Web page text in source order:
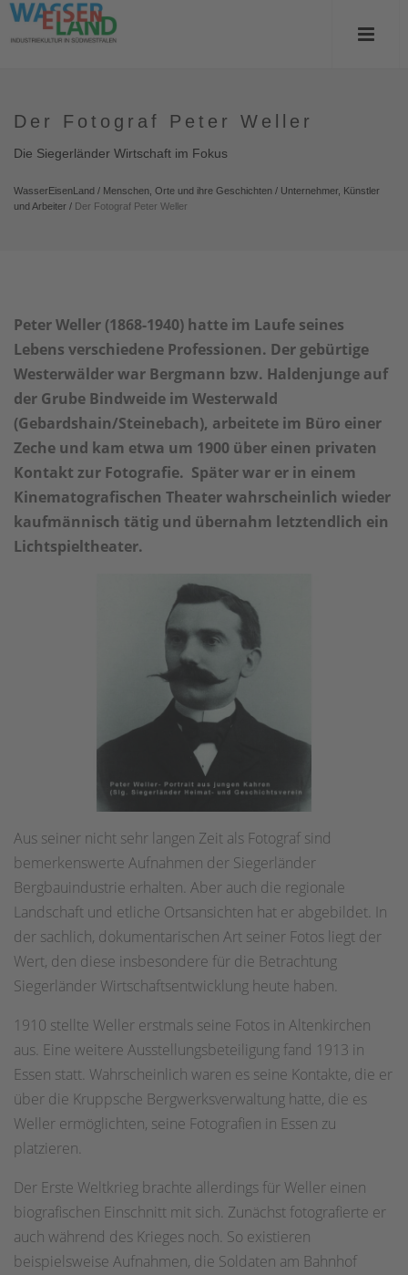
Der Fotograf Peter Weller
Die Siegerländer Wirtschaft im Fokus
WasserEisenLand / Menschen, Orte und ihre Geschichten / Unternehmer, Künstler
und Arbeiter / Der Fotograf Peter Weller
Peter Weller (1868-1940) hatte im Laufe seines
Lebens verschiedene Professionen. Der gebürtige
Westerwälder war Bergmann bzw. Haldenjunge auf
der Grube Bindweide im Westerwald
(Gebardshain/Steinebach), arbeitete im Büro einer
Zeche und kam etwa um 1900 über einen privaten
Kontakt zur Fotografie. Später war er in einem
Kinematografischen Theater wahrscheinlich wieder
kaufmännisch tätig und übernahm letztendlich ein
Lichtspieltheater.
Aus seiner nicht sehr langen Zeit als Fotograf sind
bemerkenswerte Aufnahmen der Siegerländer
Bergbauindustrie erhalten. Aber auch die regionale
Landschaft und etliche Ortsansichten hat er abgebildet. In
der sachlich, dokumentarischen Art seiner Fotos liegt der
Wert, den diese insbesondere für die Betrachtung
Siegerländer Wirtschaftsentwicklung heute haben.
1910 stellte Weller erstmals seine Fotos in Altenkirchen
aus. Eine weitere Ausstellungsbeteiligung fand 1913 in
Essen statt. Wahrscheinlich waren es seine Kontakte, die er
über die Kruppsche Bergwerksverwaltung hatte, die es
Weller ermöglichten, seine Fotografien in Essen zu
platzieren.
Der Erste Weltkrieg brachte allerdings für Weller einen
biografischen Einschnitt mit sich. Zunächst fotografierte er
auch während des Krieges noch. So existieren
beispielsweise Aufnahmen, die Soldaten am Bahnhof